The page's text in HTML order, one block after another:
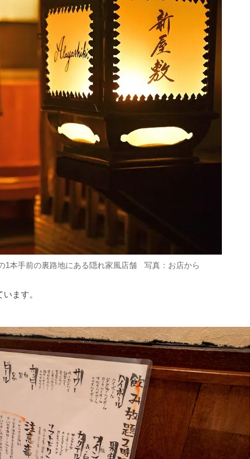
1本手前の裏路地にある隠れ家風店舗 写真：お店から
ます。